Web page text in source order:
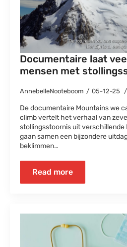
Documentaire laat
mensen met
AnnebelleNooteboom 05-12-25
De documentaire Mountains we
climb vertelt het verhaal van
stollingsstoornis uit verschillende
gaan samen een bijzondere
beklimmen…
Read more